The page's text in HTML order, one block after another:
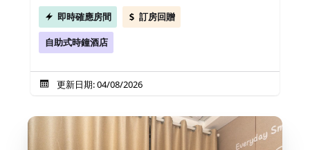
即時確應房間 訂房回贈
自助式時鐘酒店
更新日期: 04/08/2026